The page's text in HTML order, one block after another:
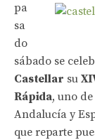
pa
sa
do
sábado se
Castellar su
Rápida, uno
Andalucía y
que reparte